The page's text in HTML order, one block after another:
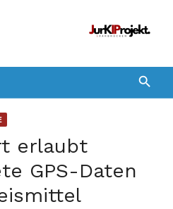
erlaubt
GPS-Daten